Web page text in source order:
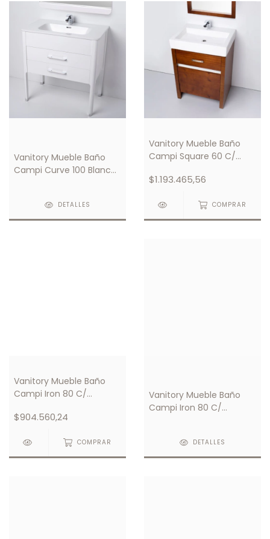
Vanitory Mueble Baño
Campi Curve 100 Blanco
DETALLES
Vanitory Mueble Baño
Campi Square 60 C/
$1.193.465,56
COMPRAR
Vanitory Mueble Baño
Campi Iron 80 C/
$904.560,24
COMPRAR
Vanitory Mueble Baño
Campi Iron 80 C/
DETALLES